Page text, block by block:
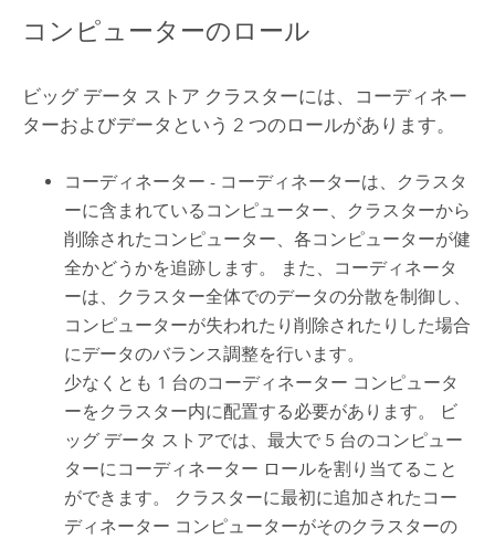
コンピューターのロール
ビッグ データ ストア クラスターには、コーディネー
ターおよびデータという 2 つのロールがあります。
コーディネーター - コーディネーターは、クラスタ
ーに含まれているコンピューター、クラスターから
削除されたコンピューター、各コンピューターが健
全かどうかを追跡します。 また、コーディネータ
ーは、クラスター全体でのデータの分散を制御し、
コンピューターが失われたり削除されたりした場合
にデータのバランス調整を行います。
少なくとも 1 台のコーディネーター コンピュータ
ーをクラスター内に配置する必要があります。 ビ
ッグ データ ストアでは、最大で 5 台のコンピュー
ターにコーディネーター ロールを割り当てること
ができます。 クラスターに最初に追加されたコー
ディネーター コンピューターがそのクラスターの